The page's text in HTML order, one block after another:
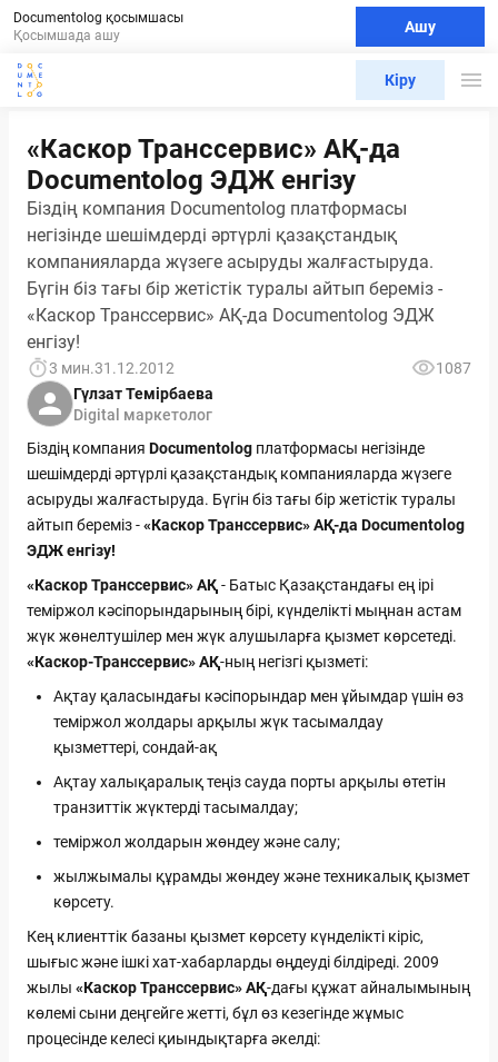
Documentolog қосымшасы
Қосымшада ашу
Ашу
Кіру
«Каскор Транссервис» АҚ-да
Documentolog ЭДЖ енгізу
Біздің компания Documentolog платформасы
негізінде шешімдерді әртүрлі қазақстандық
компанияларда жүзеге асыруды жалғастыруда.
Бүгін біз тағы бір жетістік туралы айтып береміз -
«Каскор Транссервис» АҚ-да Documentolog ЭДЖ
енгізу!
3 мин.31.12.2012
1087
Гүлзат Темірбаева
Digital маркетолог
Біздің компания Documentolog платформасы негізінде
шешімдерді әртүрлі қазақстандық компанияларда жүзеге
асыруды жалғастыруда. Бүгін біз тағы бір жетістік туралы
айтып береміз -«Каскор Транссервис» АҚ-да Documentolog
ЭДЖ енгізу!
«Каскор Транссервис» АҚ - Батыс Қазақстандағы ең ірі
теміржол кәсіпорындарының бірі, күнделікті мыңнан астам
жүк жөнелтушілер мен жүк алушыларға қызмет көрсетеді.
«Каскор-Транссервис» АҚ-ның негізгі қызметі:
Ақтау қаласындағы кәсіпорындар мен ұйымдар үшін өз
теміржол жолдары арқылы жүк тасымалдау
қызметтері, сондай-ақ
Ақтау халықаралық теңіз сауда порты арқылы өтетін
транзиттік жүктерді тасымалдау;
теміржол жолдарын жөндеу және салу;
жылжымалы құрамды жөндеу және техникалық қызмет
көрсету.
Кең клиенттік базаны қызмет көрсету күнделікті кіріс,
шығыс және ішкі хат-хабарларды өңдеуді білдіреді. 2009
жылы «Каскор Транссервис» АҚ-дағы құжат айналымының
көлемі сыни деңгейге жетті, бұл өз кезегінде жұмыс
процесінде келесі қиындықтарға әкелді: